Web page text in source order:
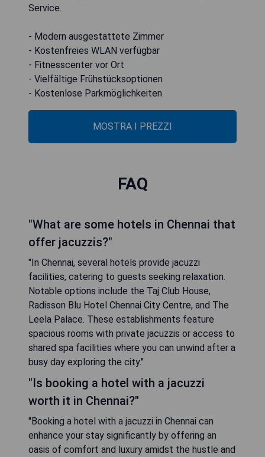
Service.
- Modern ausgestattete Zimmer
- Kostenfreies WLAN verfügbar
- Fitnesscenter vor Ort
- Vielfältige Frühstücksoptionen
- Kostenlose Parkmöglichkeiten
MOSTRA I PREZZI
FAQ
"What are some hotels in Chennai that
offer jacuzzis?"
"In Chennai, several hotels provide jacuzzi
facilities, catering to guests seeking relaxation.
Notable options include the Taj Club House,
Radisson Blu Hotel Chennai City Centre, and The
Leela Palace. These establishments feature
spacious rooms with private jacuzzis or access to
shared spa facilities where you can unwind after a
busy day exploring the city."
"Is booking a hotel with a jacuzzi
worth it in Chennai?"
"Booking a hotel with a jacuzzi in Chennai can
enhance your stay significantly by offering an
oasis of comfort and luxury amidst the hustle and